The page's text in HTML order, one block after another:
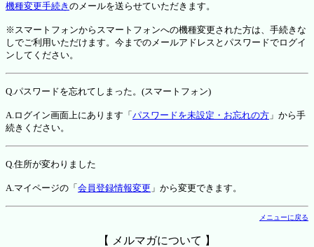
機種変更手続き のメールを送らせていただきます。
※スマートフォンからスマートフォンへの機種変更された方は、手続きな
しでご利用いただけます。今までのメールアドレスとパスワードでログイ
ンしてください。
Q.パスワードを忘れてしまった。(スマートフォン)
A.ログイン画面上にあります「 パスワードを未設定・お忘れの方 」から手
続きください。
Q.住所が変わりました
A.マイページの「 会員登録情報変更 」から変更できます。
メニューに戻る
【 メルマガについて 】